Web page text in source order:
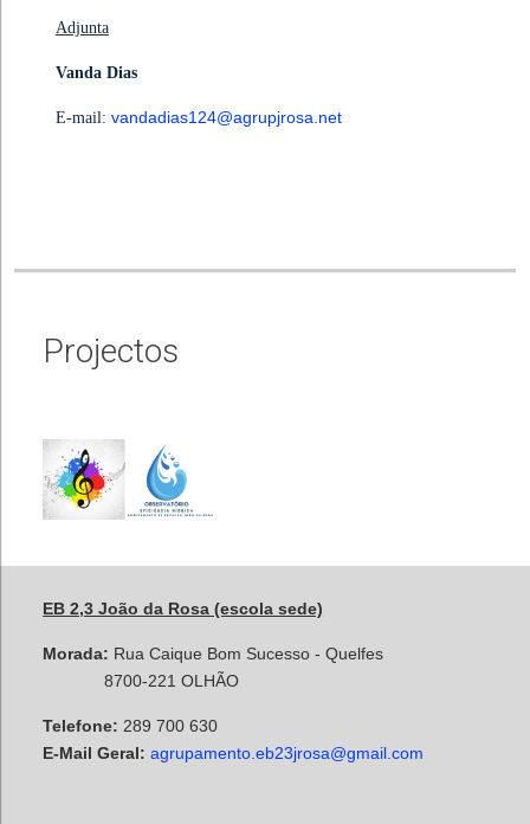
Adjunta
Vanda Dias
E-mail: vandadias124@agrupjrosa.net
Projectos
EB 2,3 João da Rosa (escola sede)
Morada: Rua Caique Bom Sucesso - Quelfes
8700-221 OLHÃO
Telefone: 289 700 630
E-Mail Geral: agrupamento.eb23jrosa@gmail.com